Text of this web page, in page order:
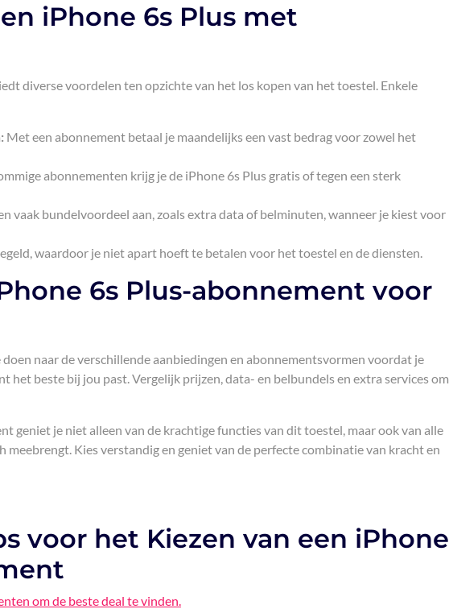
iPhone 6s Plus met
diverse voordelen ten opzichte van het los kopen van het toestel. Enkele
Met een abonnement betaal je maandelijks een vast bedrag voor zowel het
abonnementen krijg je de iPhone 6s Plus gratis of tegen een sterk
vaak bundelvoordeel aan, zoals extra data of belminuten, wanneer je kiest voor
waardoor je niet apart hoeft te betalen voor het toestel en de diensten.
6s Plus-abonnement voor
naar de verschillende aanbiedingen en abonnementsvormen voordat je
het beste bij jou past. Vergelijk prijzen, data- en belbundels en extra services om
geniet je niet alleen van de krachtige functies van dit toestel, maar ook van alle
meebrengt. Kies verstandig en geniet van de perfecte combinatie van kracht en
voor het Kiezen van een iPhone
om de beste deal te vinden.